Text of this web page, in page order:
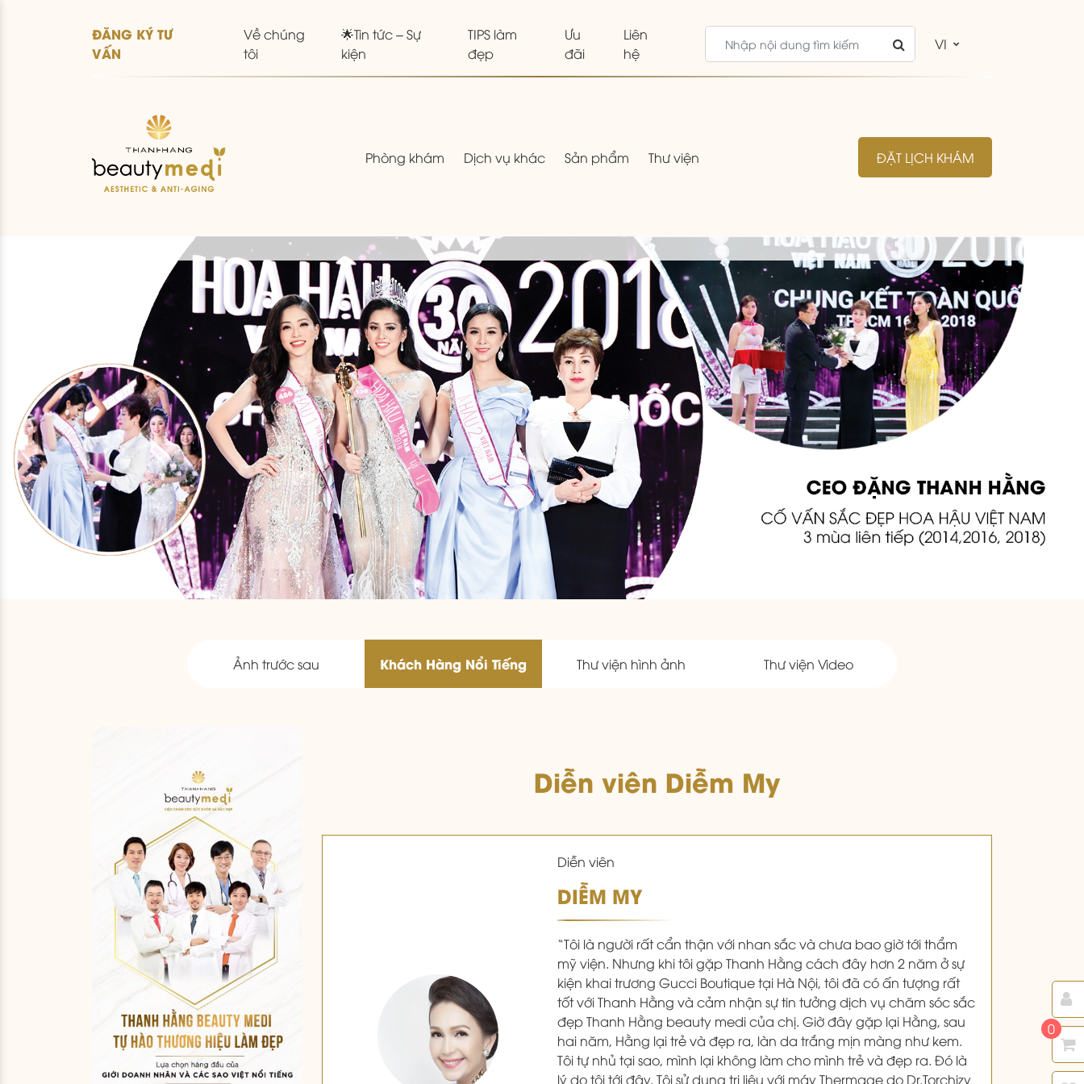
ĐĂNG KÝ TƯ
VẤN
Về chúng
tôi
🌟Tin tức – Sự
kiện
TIPS làm
đẹp
Ưu
đãi
Liên
hệ
VI
Phòng khám Dịch vụ khác Sản phẩm Thư viện ĐẶT LỊCH KHÁM
0
Ảnh trước sau Khách Hàng Nổi Tiếng Thư viện hình ảnh Thư viện Video
Diễn viên Diễm My
Diễn viên
DIỄM MY
“Tôi là người rất cẩn thận với nhan sắc và chưa bao giờ tới thẩm
mỹ viện. Nhưng khi tôi gặp Thanh Hằng cách đây hơn 2 năm ở sự
kiện khai trương Gucci Boutique tại Hà Nội, tôi đã có ấn tượng rất
tốt với Thanh Hằng và cảm nhận sự tin tưởng dịch vụ chăm sóc sắc
đẹp Thanh Hằng beauty medi của chị. Giờ đây gặp lại Hằng, sau
hai năm, Hằng lại trẻ và đẹp ra, làn da trắng mịn màng như kem.
Tôi tự nhủ tại sao, mình lại không làm cho mình trẻ và đẹp ra. Đó là
lý do tôi tới đây. Tôi sử dụng trị liệu với máy Thermage do Dr.Torchizy